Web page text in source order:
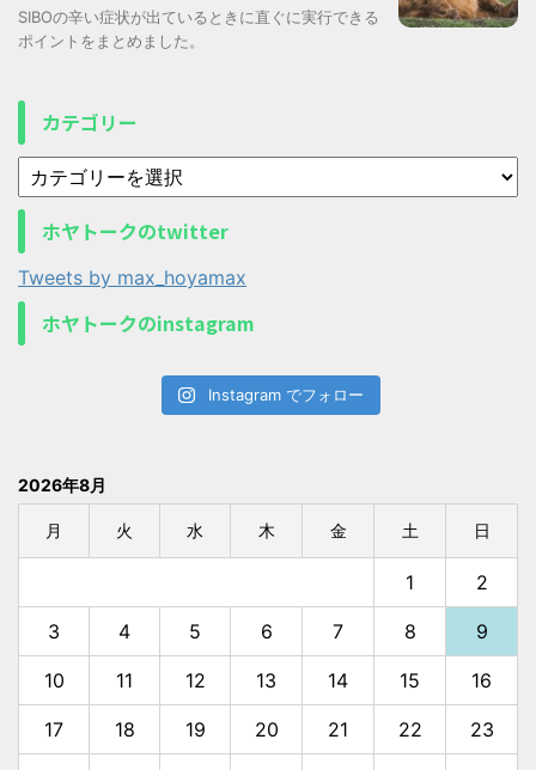
SIBOの辛い症状が出ているときに直ぐに実行できる
ポイントをまとめました。
カテゴリー
ホヤトークのtwitter
Tweets by max_hoyamax
ホヤトークのinstagram
Instagram でフォロー
2026年8月
月 火 水 木 金 土 日
1 2
3 4 5 6 7 8 9
10 11 12 13 14 15 16
17 18 19 20 21 22 23